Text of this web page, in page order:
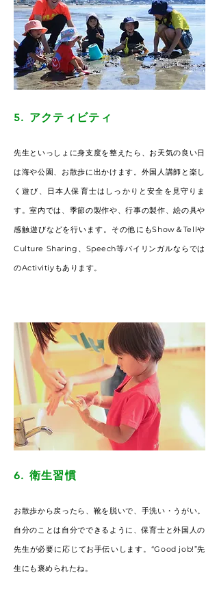
5. アクティビティ
先生といっしょに身支度を整えたら、お天気の良い日
は海や公園、お散歩に出かけます。外国人講師と楽し
く遊び、日本人保育士はしっかりと安全を見守りま
す。室内では、季節の製作や、行事の製作、絵の具や
感触遊びなどを行います。その他にもShow＆Tellや
Culture Sharing、Speech等バイリンガルならでは
のActivitiyもあります。
6. 衛生習慣
お散歩から戻ったら、靴を脱いで、手洗い・うがい。
自分のことは自分でできるように、保育士と外国人の
先生が必要に応じてお手伝いします。“Good job!”先
生にも褒められたね。